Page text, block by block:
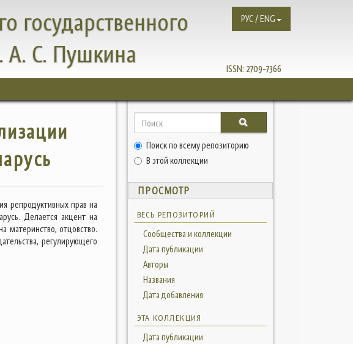
государственного
А. С. Пушкина
ISSN: 2709-7366
РУС / ENG
репродуктивных прав на
Делается акцент на
материнство, отцовство.
регулирующего
Поиск по всему репозиторию
В этой коллекции
ПРОСМОТР
ВЕСЬ РЕПОЗИТОРИЙ
Сообщества и коллекции
Дата публикации
Авторы
Названия
Дата добавления
ЭТА КОЛЛЕКЦИЯ
Дата публикации